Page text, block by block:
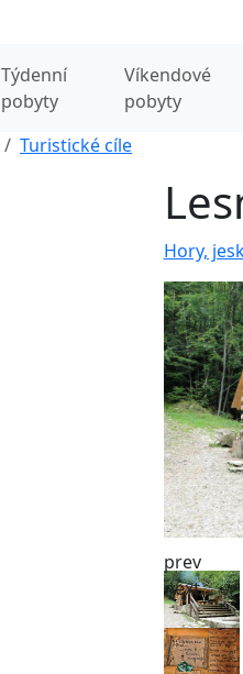
Týdenní
pobyty
Víkendové
pobyty
Turistické cíle
Hory,
prev
next